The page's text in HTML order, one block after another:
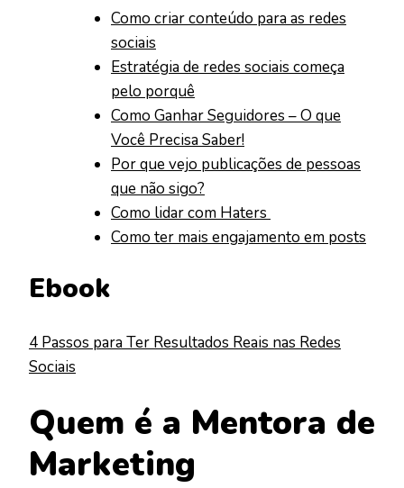
Como criar conteúdo para as redes
sociais
Estratégia de redes sociais começa
pelo porquê
Como Ganhar Seguidores – O que
Você Precisa Saber!
Por que vejo publicações de pessoas
que não sigo?
Como lidar com Haters
Como ter mais engajamento em posts
Ebook
4 Passos para Ter Resultados Reais nas Redes
Sociais
Quem é a Mentora de
Marketing